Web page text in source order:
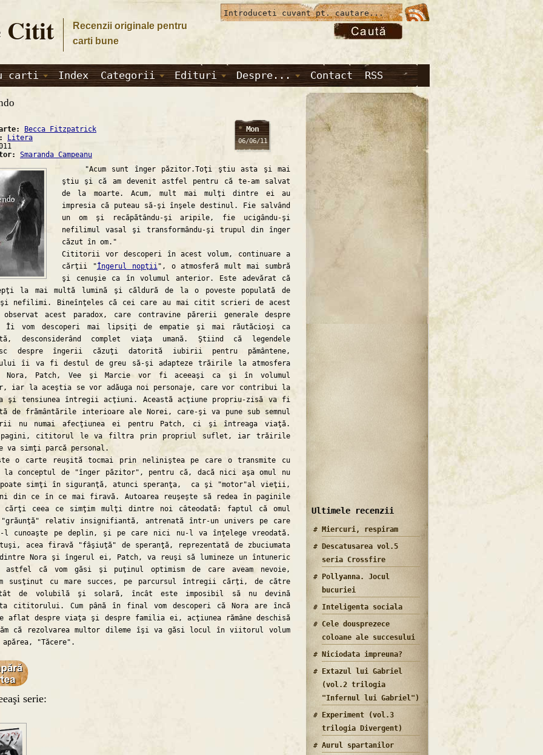
Citit
Recenzii originale pentru
carti bune
carti Index Categorii Edituri Despre... Contact RSS
Mon
06/06/11
Becca Fitzpatrick
Litera
Smaranda Campeanu
"Acum sunt înger păzitor.Toţi ştiu asta şi mai
ştiu şi că am devenit astfel pentru că te-am salvat
de la moarte. Acum, mult mai mulţi dintre ei au
impresia că puteau să-şi înşele destinul. Fie salvând
un om şi recăpătându-şi aripile, fie ucigându-şi
nefilimul vasal şi transformându-şi trupul din înger
căzut în om."
Cititorii vor descoperi în acest volum, continuare a
cărţii "Îngerul nopţii", o atmosferă mult mai sumbră
şi cenuşie ca în volumul anterior. Este adevărat că
la mai multă lumină şi căldură de la o poveste populată de
nefilimi. Bineînţeles că cei care au mai citit scrieri de acest
observat acest paradox, care contravine părerii generale despre
Îi vom descoperi mai lipsiţi de empatie şi mai răutăcioşi ca
desconsiderând complet viaţa umană. Ştiind că legendele
despre îngerii căzuţi datorită iubirii pentru pământene,
îi va fi destul de greu să-şi adapteze trăirile la atmosfera
Patch, Vee şi Marcie vor fi aceeaşi ca şi în volumul
iar la aceştia se vor adăuga noi personaje, care vor contribui la
şi tensiunea întregii acţiuni. Această acţiune propriu-zisă va fi
de frământările interioare ale Norei, care-şi va pune sub semnul
nu numai afecţiunea ei pentru Patch, ci şi întreaga viaţă.
pagini, cititorul le va filtra prin propriul suflet, iar trăirile
va simţi parcă personal.
carte reuşită tocmai prin neliniştea pe care o transmite cu
conceptul de "înger păzitor", pentru că, dacă nici aşa omul nu
poate simţi în siguranţă, atunci speranţa, ca şi "motor"al vieţii,
din ce în ce mai firavă. Autoarea reuşeşte să redea în paginile
cărţi ceea ce simţim mulţi dintre noi câteodată: faptul că omul
relativ insignifiantă, antrenată într-un univers pe care
l cunoaşte pe deplin, şi pe care nici nu-l va înţelege vreodată.
acea firavă "fâşiuţă" de speranţă, reprezentată de zbuciumata
Nora şi îngerul ei, Patch, va reuşi să lumineze un întuneric
astfel că vom găsi şi puţinul optimism de care aveam nevoie,
susţinut cu mare succes, pe parcursul întregii cărţi, de către
de volubilă şi solară, încât este imposibil să nu devină
cititorului. Cum până în final vom descoperi că Nora are încă
aflat despre viaţa şi despre familia ei, acţiunea rămâne deschisă
că rezolvarea multor dileme îşi va găsi locul în viitorul volum
apărea, "Tăcere".
serie:
Ultimele recenzii
Miercuri, respiram
Descatusarea vol.5
seria Crossfire
Pollyanna. Jocul
bucuriei
Inteligenta sociala
Cele dousprezece
coloane ale succesului
Niciodata impreuna?
Extazul lui Gabriel
(vol.2 trilogia
"Infernul lui Gabriel")
Experiment (vol.3
trilogia Divergent)
Aurul spartanilor